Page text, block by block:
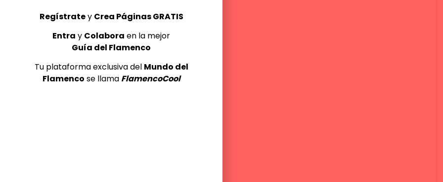
Regístratey Crea Páginas GRATIS
Entra y Colabora en la mejor
Guía del Flamenco
Tu plataforma exclusiva del Mundo del
Flamenco se llama FlamencoCool